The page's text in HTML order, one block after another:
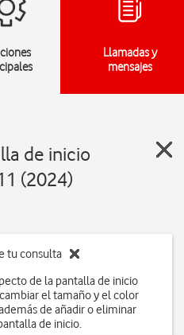
Llamadas y
mensajes
de inicio
(2024)
tu consulta
de la pantalla de inicio
el tamaño y el color
de añadir o eliminar
de inicio.